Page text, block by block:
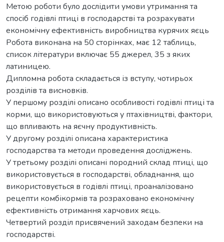
Метою роботи було дослідити умови утримання та
спосіб годівлі птиці в господарстві та розрахувати
економічну ефективність виробництва курячих яєць
Робота виконана на 50 сторінках, має 12 таблиць,
список літератури включає 55 джерел, 35 з яких
латиницею.
Дипломна робота складається із вступу, чотирьох
розділів та висновків.
У першому розділі описано особливості годівлі птиці та
корми, що використовуються у птахівництві, фактори,
що впливають на яєчну продуктивність.
У другому розділі описана характеристика
господарства та методи проведення досліджень.
У третьому розділі описані породний склад птиці, що
використовується в господарстві, обладнання, що
використовується в годівлі птиці, проаналізовано
рецепти комбікормів та розраховано економічну
ефективність отримання харчових яєць.
Четвертий розділ присвячений заходам безпеки на
господарстві.